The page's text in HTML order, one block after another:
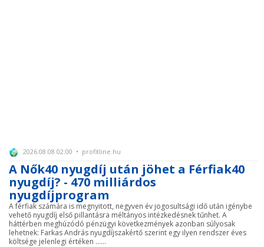
2026.08.08 02:00 • profitline.hu
A Nők40 nyugdíj után jöhet a Férfiak40
nyugdíj? - 470 milliárdos
nyugdíjprogram
A férfiak számára is megnyitott, negyven év jogosultsági idő után igénybe
vehető nyugdíj első pillantásra méltányos intézkedésnek tűnhet. A
háttérben meghúzódó pénzügyi következmények azonban súlyosak
lehetnek: Farkas András nyugdíjszakértő szerint egy ilyen rendszer éves
költsége jelenlegi értéken ......